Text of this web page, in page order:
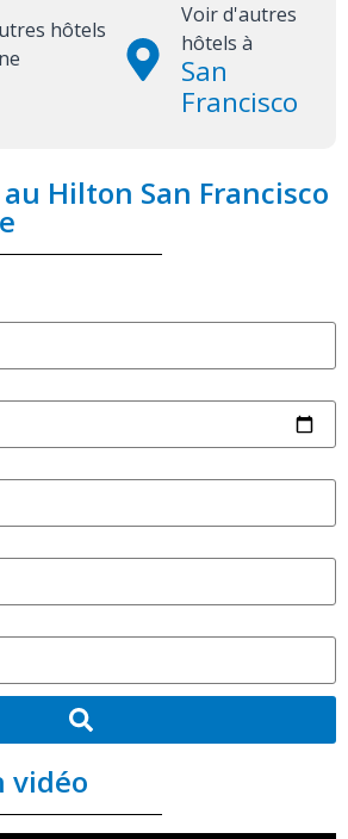
hôtels
Voir d'autres
hôtels à
San
Francisco
Hilton San Francisco
vidéo